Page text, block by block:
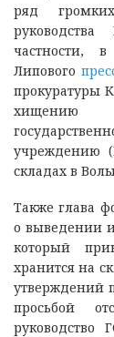
ряд
частности,
Липового
прокуратуры
хищению
учреждению
складах в
Также глава
о выведении
который
хранится на
утверждений
просьбой
руководство